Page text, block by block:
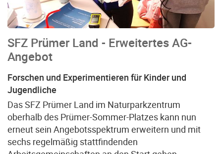
SFZ Prümer Land - Erweitertes AG-
Angebot
Forschen und Experimentieren für Kinder und
Jugendliche
Das SFZ Prümer Land im Naturparkzentrum
oberhalb des Prümer-Sommer-Platzes kann nun
erneut sein Angebotsspektrum erweitern und mit
sechs regelmäßig stattfindenden